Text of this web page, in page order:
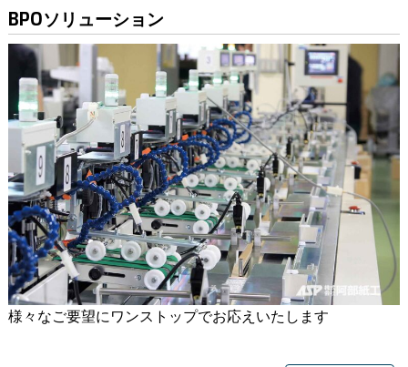
BPOソリューション
様々なご要望にワンストップでお応えいたします